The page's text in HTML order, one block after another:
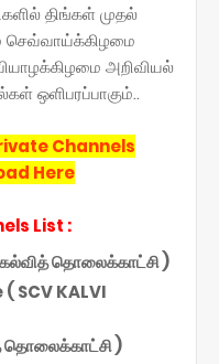
திங்கள் முதல்
செவ்வாய்க்கிழமை
அறிவியல்
ஒளிபரப்பாகும்..
Channels
Here
List :
தொலைக்காட்சி )
SCV KALVI
)